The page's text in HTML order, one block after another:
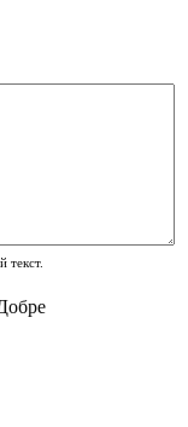
текст.